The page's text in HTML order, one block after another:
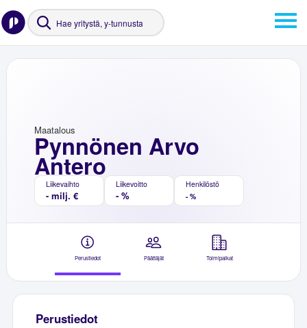
Pynnönen Arvo
Antero
Maatalous
Liikevaihto
- milj. €
Liikevoitto
- %
Henkilöstö
- %
Perustiedot Päättäjät Toimipaikat
Perustiedot